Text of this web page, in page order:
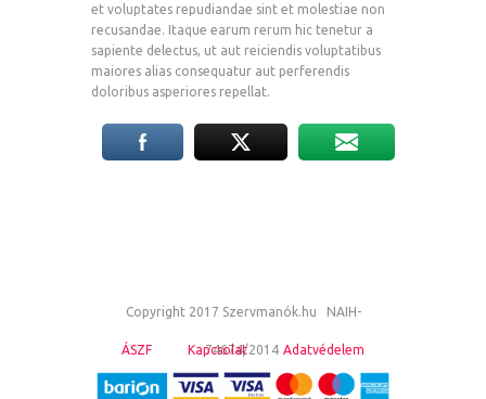
et voluptates repudiandae sint et molestiae non
recusandae. Itaque earum rerum hic tenetur a
sapiente delectus, ut aut reiciendis voluptatibus
maiores alias consequatur aut perferendis
doloribus asperiores repellat.
Copyright 2017 Szervmanók.hu NAIH-
74674/2014
ÁSZF Kapcsolat Adatvédelem